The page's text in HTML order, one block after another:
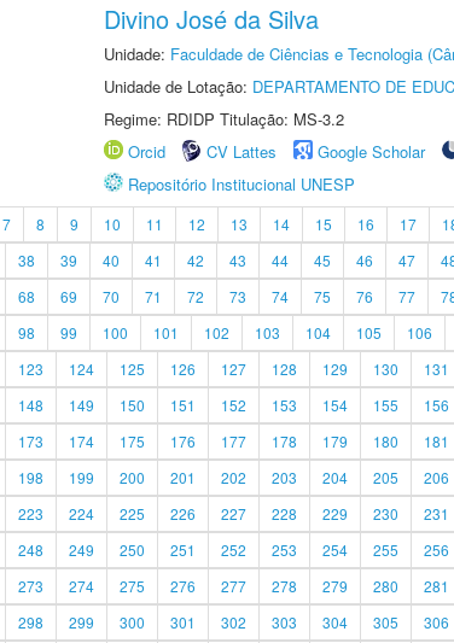
Divino José da Silva
Unidade: Faculdade de Ciências e Tecnologia
Unidade de Lotação: DEPARTAMENTO DE
Regime: RDIDP Titulação: MS-3.2
Orcid
CV Lattes Google Scholar
Repositório Institucional UNESP
7 8 9 10 11 12 13 14 15 16 17
38 39 40 41 42 43 44 45 46 47
68 69 70 71 72 73 74 75 76 77
98 99 100 101 102 103 104 105 106
123 124 125 126 127 128 129 130 131
148 149 150 151 152 153 154 155 156
173 174 175 176 177 178 179 180 181
198 199 200 201 202 203 204 205 206
223 224 225 226 227 228 229 230 231
248 249 250 251 252 253 254 255 256
273 274 275 276 277 278 279 280 281
298 299 300 301 302 303 304 305 306